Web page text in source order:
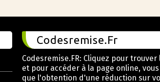
Codesremise.Fr
Codesremise.FR: Cliquez pour
et pour accéder à la page online,
que l'obtention d'une réduction sur